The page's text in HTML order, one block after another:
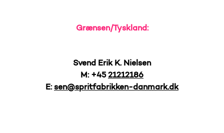
Grænsen/Tyskland:
Svend Erik K. Nielsen
M: +4521212186
E:sen@spritfabrikken-danmark.dk